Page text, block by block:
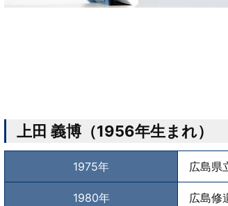
上田 義博（1956年生まれ）
1975年 広島県
1980年 広島修